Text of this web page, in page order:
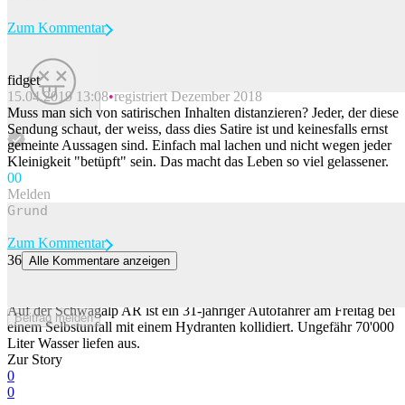
Beitrag melden
Zum Kommentar
fidget
15.04.2019 13:08 registriert Dezember 2018
Muss man sich von satirischen Inhalten distanzieren? Jeder, der diese
Sendung schaut, der weiss, dass dies Satire ist und keinesfalls ernst
gemeinte Aussagen sind. Einfach mal lachen und nicht wegen jeder
Kleinigkeit "betüpft" sein. Das macht das Leben so viel gelassener.
00
Melden
Beitrag melden
Zum Kommentar
36 Alle Kommentare anzeigen
Auf der Schwägalp AR ist ein 31-jähriger Autofahrer am Freitag bei
einem Selbstunfall mit einem Hydranten kollidiert. Ungefähr 70'000
Liter Wasser liefen aus.
Zur Story
0
0